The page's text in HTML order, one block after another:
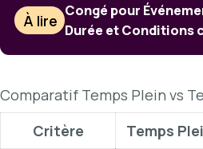
À lire
Congé pour
Durée et Conditions
Comparatif Temps Plein vs
Critère
Temps